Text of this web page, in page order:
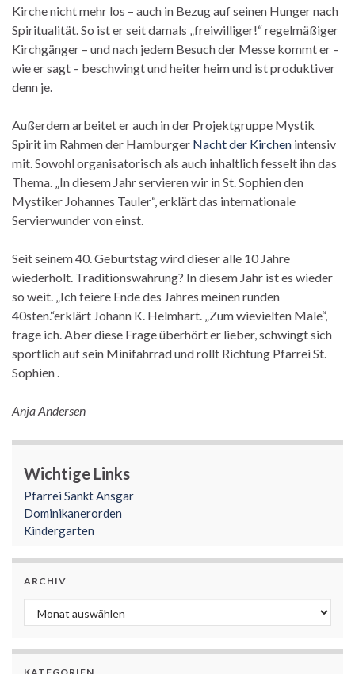
Kirche nicht mehr los – auch in Bezug auf seinen Hunger nach
Spiritualität. So ist er seit damals „freiwilliger!“ regelmäßiger
Kirchgänger – und nach jedem Besuch der Messe kommt er –
wie er sagt – beschwingt und heiter heim und ist produktiver
denn je.
Außerdem arbeitet er auch in der Projektgruppe Mystik
Spirit im Rahmen der Hamburger Nacht der Kirchen intensiv
mit. Sowohl organisatorisch als auch inhaltlich fesselt ihn das
Thema. „In diesem Jahr servieren wir in St. Sophien den
Mystiker Johannes Tauler“, erklärt das internationale
Servierwunder von einst.
Seit seinem 40. Geburtstag wird dieser alle 10 Jahre
wiederholt. Traditionswahrung? In diesem Jahr ist es wieder
so weit. „Ich feiere Ende des Jahres meinen runden
40sten.“erklärt Johann K. Helmhart. „Zum wievielten Male“,
frage ich. Aber diese Frage überhört er lieber, schwingt sich
sportlich auf sein Minifahrrad und rollt Richtung Pfarrei St.
Sophien .
Anja Andersen
Wichtige Links
Pfarrei Sankt Ansgar
Dominikanerorden
Kindergarten
ARCHIV
Archiv